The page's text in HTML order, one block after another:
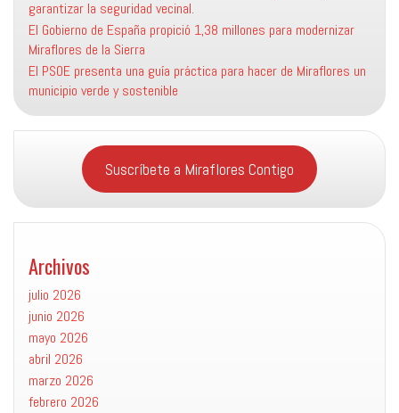
garantizar la seguridad vecinal.
El Gobierno de España propició 1,38 millones para modernizar
Miraflores de la Sierra
El PSOE presenta una guía práctica para hacer de Miraflores un
municipio verde y sostenible
Suscríbete a Miraflores Contigo
Archivos
julio 2026
junio 2026
mayo 2026
abril 2026
marzo 2026
febrero 2026